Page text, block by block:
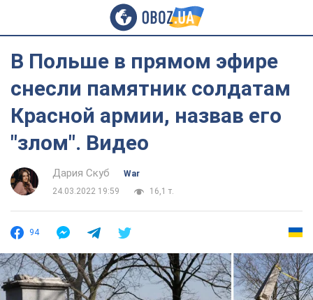
В Польше в прямом эфире
снесли памятник солдатам
Красной армии, назвав его
"злом". Видео
Дария Скуб
War
24.03.2022 19:59
16,1 т.
94